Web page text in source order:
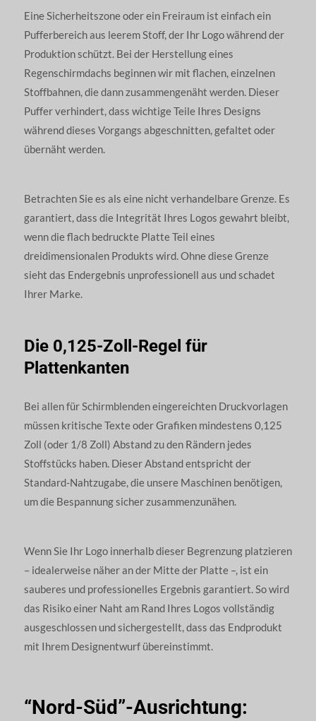
Eine Sicherheitszone oder ein Freiraum ist einfach ein
Pufferbereich aus leerem Stoff, der Ihr Logo während der
Produktion schützt. Bei der Herstellung eines
Regenschirmdachs beginnen wir mit flachen, einzelnen
Stoffbahnen, die dann zusammengenäht werden. Dieser
Puffer verhindert, dass wichtige Teile Ihres Designs
während dieses Vorgangs abgeschnitten, gefaltet oder
übernäht werden.
Betrachten Sie es als eine nicht verhandelbare Grenze. Es
garantiert, dass die Integrität Ihres Logos gewahrt bleibt,
wenn die flach bedruckte Platte Teil eines
dreidimensionalen Produkts wird. Ohne diese Grenze
sieht das Endergebnis unprofessionell aus und schadet
Ihrer Marke.
Die 0,125-Zoll-Regel für
Plattenkanten
Bei allen für Schirmblenden eingereichten Druckvorlagen
müssen kritische Texte oder Grafiken mindestens 0,125
Zoll (oder 1/8 Zoll) Abstand zu den Rändern jedes
Stoffstücks haben. Dieser Abstand entspricht der
Standard-Nahtzugabe, die unsere Maschinen benötigen,
um die Bespannung sicher zusammenzunähen.
Wenn Sie Ihr Logo innerhalb dieser Begrenzung platzieren
– idealerweise näher an der Mitte der Platte –, ist ein
sauberes und professionelles Ergebnis garantiert. So wird
das Risiko einer Naht am Rand Ihres Logos vollständig
ausgeschlossen und sichergestellt, dass das Endprodukt
mit Ihrem Designentwurf übereinstimmt.
“Nord-Süd”-Ausrichtung: